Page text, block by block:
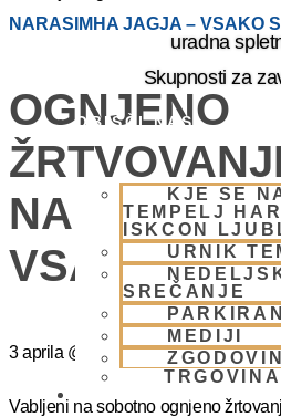
uradna
Skupnosti za
OBIŠČI NAS
KJE SE
TEMPELJ
ISKCON
URNIK
SREČANJE
MEDIJI
NARASIMHA JAGJA – VSAKO
OGNJENO
NARASIMHA
VSAKO
3 aprila @ 16:00 -17:00
Vabljeni na sobotno ognjeno